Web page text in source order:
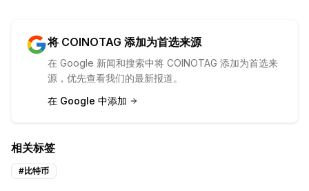
将 COINOTAG 添加为首选来源
在 Google 新闻和搜索中将 COINOTAG 添加为首选来
源，优先查看我们的最新报道。
在 Google 中添加
相关标签
#比特币